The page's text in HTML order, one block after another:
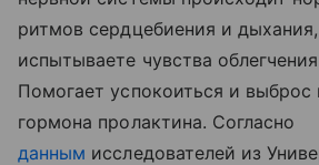
ритмов сердцебиения и
испытываете чувства
Помогает успокоиться и выброс
гормона пролактина. Согласно
данным исследователей из